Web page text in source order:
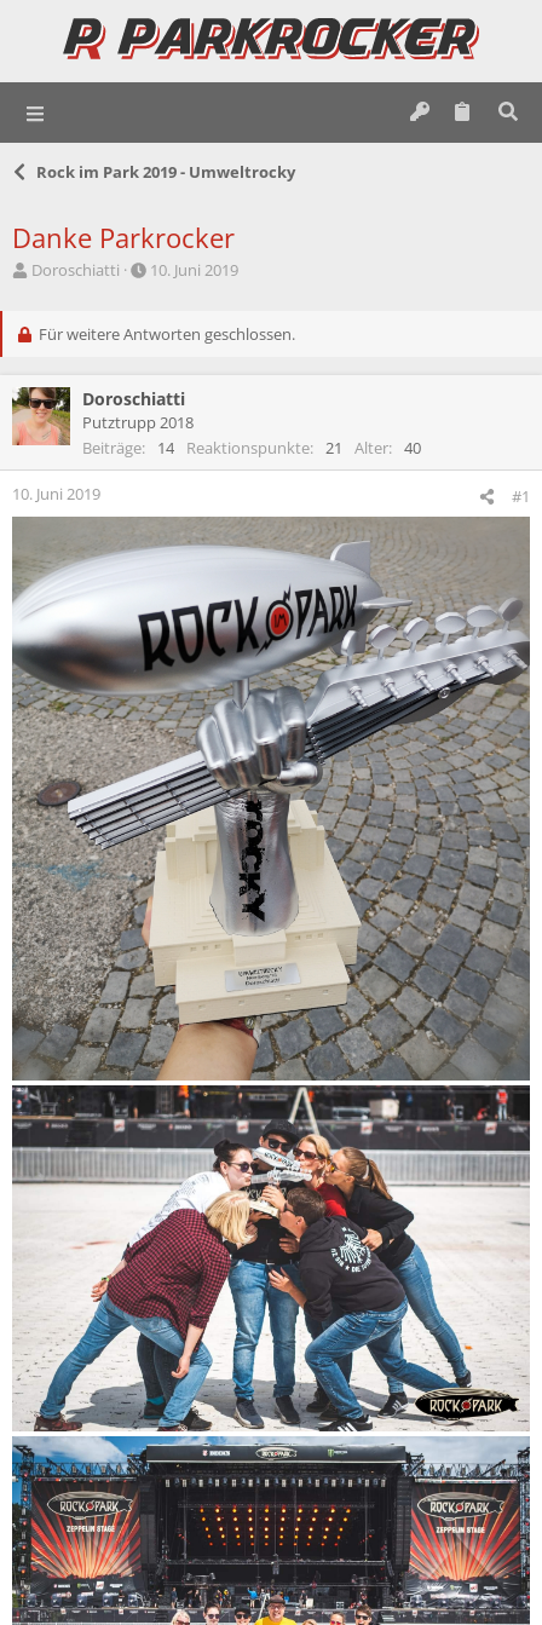
Rock im Park 2019 - Umweltrocky
Danke Parkrocker
E
t
l
e
r
Doroschiatti
E
t
l
t
m
10. Juni 2019
Für weitere Antworten geschlossen.
Doroschiatti
Putztrupp 2018
Beiträge
14 Reaktionspunkte 21 Alter 40
10. Juni 2019 #1